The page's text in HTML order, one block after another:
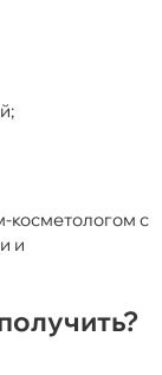
косметологом с
и